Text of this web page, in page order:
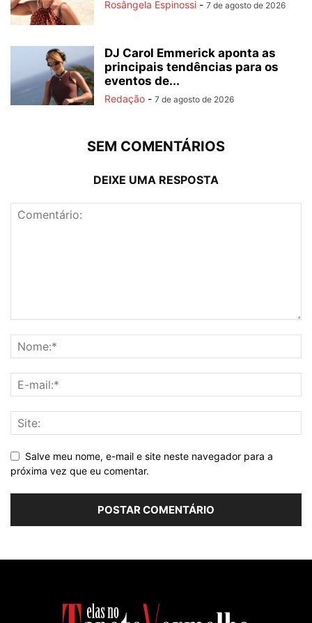
Rosângela Espinossi - 7 de agosto de 2026
DJ Carol Emmerick aponta as
principais tendências para os
eventos de...
Redação - 7 de agosto de 2026
SEM COMENTÁRIOS
DEIXE UMA RESPOSTA
Salve meu nome, e-mail e site neste navegador para a
próxima vez que eu comentar.